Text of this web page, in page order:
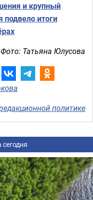
и крупный
итоги
Фото: Татьяна Юлусова
политике